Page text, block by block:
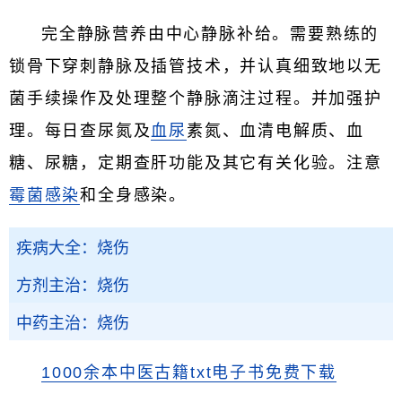
完全静脉营养由中心静脉补给。需要熟练的
锁骨下穿刺静脉及插管技术，并认真细致地以无
菌手续操作及处理整个静脉滴注过程。并加强护
理。每日查尿氮及 血尿 素氮、血清电解质、血
糖、尿糖，定期查肝功能及其它有关化验。注意
霉菌感染和全身感染。
疾病大全：烧伤
方剂主治：烧伤
中药主治：烧伤
1000余本中医古籍txt电子书免费下载